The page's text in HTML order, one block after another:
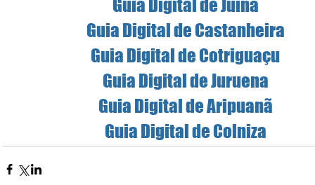
Guia Digital de Juína
Guia Digital de Castanheira
Guia Digital de Cotriguaçu
Guia Digital de Juruena
Guia Digital de Aripuanã
Guia Digital de Colniza